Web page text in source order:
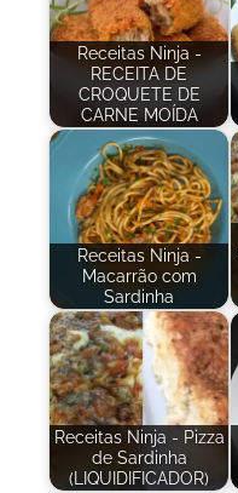
Receitas Ninja -
RECEITA DE
CROQUETE DE
CARNE MOÍDA
Receitas Ninja -
Macarrão com
Sardinha
Receitas Ninja - Pizza
de Sardinha
(LIQUIDIFICADOR)